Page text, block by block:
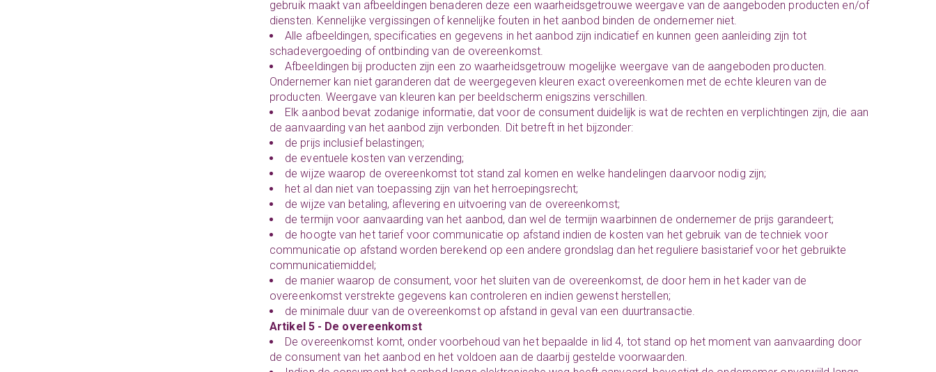
gebruik maakt van afbeeldingen benaderen deze een waarheidsgetrouwe weergave van de aangeboden producten en/of
diensten. Kennelijke vergissingen of kennelijke fouten in het aanbod binden de ondernemer niet.
Alle afbeeldingen, specificaties en gegevens in het aanbod zijn indicatief en kunnen geen aanleiding zijn tot
schadevergoeding of ontbinding van de overeenkomst.
Afbeeldingen bij producten zijn een zo waarheidsgetrouw mogelijke weergave van de aangeboden producten.
Ondernemer kan niet garanderen dat de weergegeven kleuren exact overeenkomen met de echte kleuren van de
producten. Weergave van kleuren kan per beeldscherm enigszins verschillen.
Elk aanbod bevat zodanige informatie, dat voor de consument duidelijk is wat de rechten en verplichtingen zijn, die aan
de aanvaarding van het aanbod zijn verbonden. Dit betreft in het bijzonder:
de prijs inclusief belastingen;
de eventuele kosten van verzending;
de wijze waarop de overeenkomst tot stand zal komen en welke handelingen daarvoor nodig zijn;
het al dan niet van toepassing zijn van het herroepingsrecht;
de wijze van betaling, aflevering en uitvoering van de overeenkomst;
de termijn voor aanvaarding van het aanbod, dan wel de termijn waarbinnen de ondernemer de prijs garandeert;
de hoogte van het tarief voor communicatie op afstand indien de kosten van het gebruik van de techniek voor
communicatie op afstand worden berekend op een andere grondslag dan het reguliere basistarief voor het gebruikte
communicatiemiddel;
de manier waarop de consument, voor het sluiten van de overeenkomst, de door hem in het kader van de
overeenkomst verstrekte gegevens kan controleren en indien gewenst herstellen;
de minimale duur van de overeenkomst op afstand in geval van een duurtransactie.
Artikel 5 - De overeenkomst
De overeenkomst komt, onder voorbehoud van het bepaalde in lid 4, tot stand op het moment van aanvaarding door
de consument van het aanbod en het voldoen aan de daarbij gestelde voorwaarden.